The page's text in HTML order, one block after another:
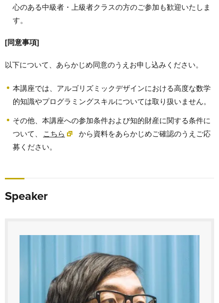
心のある中級者・上級者クラスの方のご参加も歓迎いたしま
す。
[同意事項]
以下について、あらかじめ同意のうえお申し込みください。
本講座では、アルゴリズミックデザインにおける高度な数学
的知識やプログラミングスキルについては取り扱いません。
その他、本講座への参加条件および知的財産に関する条件に
ついて、
こちら
から資料をあらかじめご確認のうえご応
募ください。
Speaker